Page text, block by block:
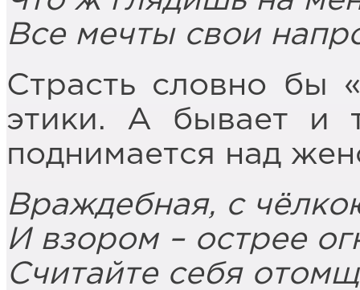
Все мечты свои
Страсть словно бы
этики. А бывает и
поднимается над
Враждебная, с
И взором – острее
Считайте себя